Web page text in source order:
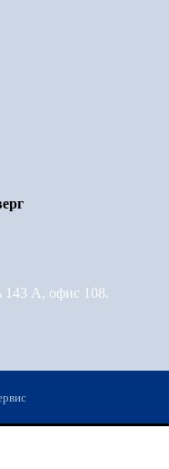
143 А, офис 108.